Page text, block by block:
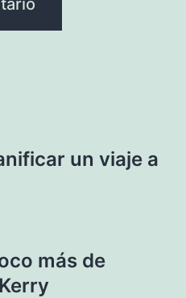
un viaje a
más de